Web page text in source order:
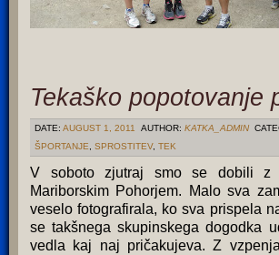
Tekaško popotovanje
DATE: AUGUST 1, 2011 AUTHOR: KATKA_ADMIN
ŠPORTANJE
SPROSTITEV, TEK
V soboto zjutraj smo se dobili z
Mariborskim Pohorjem. Malo sva
veselo fotografirala, ko sva prispela
se takšnega skupinskega dogodka
vedla kaj naj pričakujeva. Z